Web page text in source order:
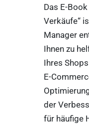
Das E-
Verkäufe“
Manager
Ihnen zu
Ihres
E-
der
für häufige